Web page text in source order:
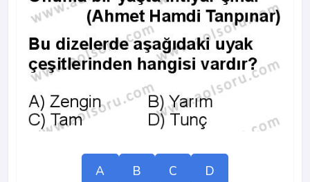
A B C D